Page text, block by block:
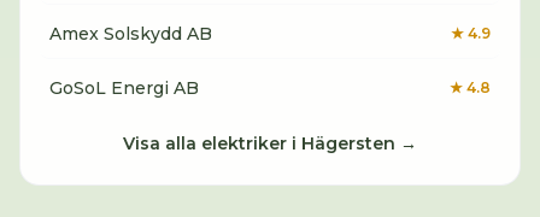
Amex Solskydd AB ★ 4.9
GoSoL Energi AB ★ 4.8
Visa alla elektriker i Hägersten →